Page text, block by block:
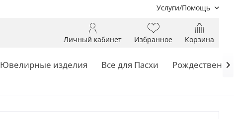
Услуги/Помощь
Корзина
Избранное
Личный кабинет
Ювелирные изделия Все для Пасхи 